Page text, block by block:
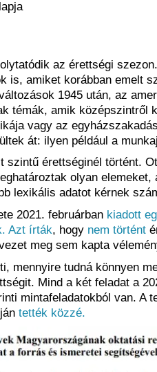
az érettségi
is, amiket korábban emelt
1945 után, az
témák, amik középszintről
vagy az
át: ilyen például a
szintű érettséginél történt.
olyan elemeket,
lexikális adatot kérnek
2021. februárban kiadott
Azt írták, hogy nem történt
meg sem kapta
mennyire tudná könnyen
Mind a két feladat a
mintafeladatokból van. A
tették közzé.